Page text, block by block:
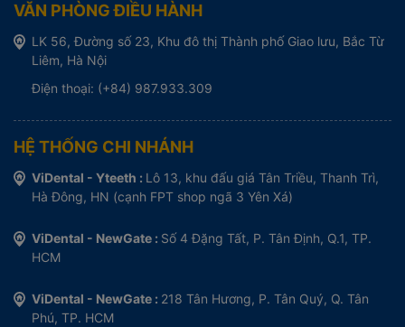
VĂN PHÒNG ĐIỀU HÀNH
LK 56, Đường số 23, Khu đô thị Thành phố Giao lưu, Bắc Từ
Liêm, Hà Nội
Điện thoại: (+84) 987.933.309
HỆ THỐNG CHI NHÁNH
ViDental - Yteeth : Lô 13, khu đấu giá Tân Triều, Thanh Trì,
Hà Đông, HN (cạnh FPT shop ngã 3 Yên Xá)
ViDental - NewGate : Số 4 Đặng Tất, P. Tân Định, Q.1, TP.
HCM
ViDental - NewGate : 218 Tân Hương, P. Tân Quý, Q. Tân
Phú, TP. HCM